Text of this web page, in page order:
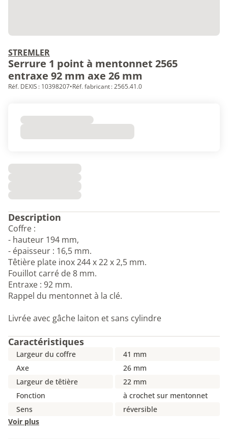
STREMLER
Serrure 1 point à mentonnet 2565
entraxe 92 mm axe 26 mm
Réf. DEXIS : 10398207•Réf. fabricant : 2565.41.0
Description
Coffre :
- hauteur 194 mm,
- épaisseur : 16,5 mm.
Têtière plate inox 244 x 22 x 2,5 mm.
Fouillot carré de 8 mm.
Entraxe : 92 mm.
Rappel du mentonnet à la clé.
Livrée avec gâche laiton et sans cylindre
Caractéristiques
Largeur du coffre
41 mm
Axe
26 mm
Largeur de têtière
22 mm
Fonction
à crochet sur mentonnet
Sens
réversible
Voir plus